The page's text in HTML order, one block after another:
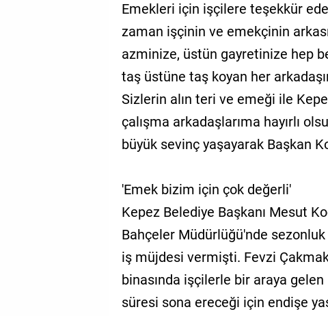
Emekleri için işçilere teşekkür
zaman işçinin ve emekçinin
azminize, üstün gayretinize hep
taş üstüne taş koyan her
Sizlerin alın teri ve emeği ile
çalışma arkadaşlarıma hayırlı
büyük sevinç yaşayarak Başkan
'Emek bizim için çok değerli'
Kepez Belediye Başkanı Mesut
Bahçeler Müdürlüğü'nde
iş müjdesi vermişti. Fevzi
binasında işçilerle bir araya
süresi sona ereceği için endişe